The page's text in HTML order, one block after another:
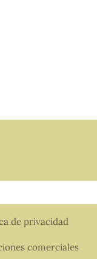
de privacidad
comerciales